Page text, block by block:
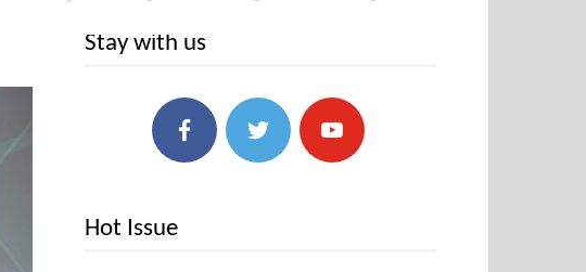
Stay with us
Hot Issue